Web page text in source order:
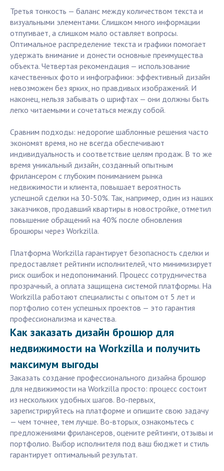
Третья тонкость — баланс между количеством текста и
визуальными элементами. Слишком много информации
отпугивает, а слишком мало оставляет вопросы.
Оптимальное распределение текста и графики помогает
удержать внимание и донести основные преимущества
объекта. Четвертая рекомендация — использование
качественных фото и инфографики: эффективный дизайн
невозможен без ярких, но правдивых изображений. И
наконец, нельзя забывать о шрифтах — они должны быть
легко читаемыми и сочетаться между собой.
Сравним подходы: недорогие шаблонные решения часто
экономят время, но не всегда обеспечивают
индивидуальность и соответствие целям продаж. В то же
время уникальный дизайн, созданный опытным
фрилансером с глубоким пониманием рынка
недвижимости и клиента, повышает вероятность
успешной сделки на 30-50%. Так, например, один из наших
заказчиков, продавший квартиры в новостройке, отметил
повышение обращений на 40% после обновления
брошюры через Workzilla.
Платформа Workzilla гарантирует безопасность сделки и
предоставляет рейтинги исполнителей, что минимизирует
риск ошибок и недопониманий. Процесс сотрудничества
прозрачный, а оплата защищена системой платформы. На
Workzilla работают специалисты с опытом от 5 лет и
портфолио сотен успешных проектов — это гарантия
профессионализма и качества.
Как заказать дизайн брошюр для
недвижимости на Workzilla и получить
максимум выгоды
Заказать создание профессионального дизайна брошюр
для недвижимости на Workzilla просто: процесс состоит
из нескольких удобных шагов. Во-первых,
зарегистрируйтесь на платформе и опишите свою задачу
— чем точнее, тем лучше. Во-вторых, ознакомьтесь с
предложениями фрилансеров, оцените рейтинги, отзывы и
портфолио. Выбор исполнителя под ваш бюджет и стиль
гарантирует оптимальный результат.